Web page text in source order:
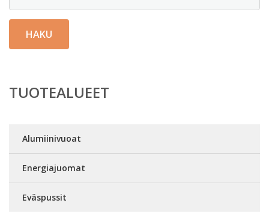
HAKU
TUOTEALUEET
Alumiinivuoat
Energiajuomat
Eväspussit